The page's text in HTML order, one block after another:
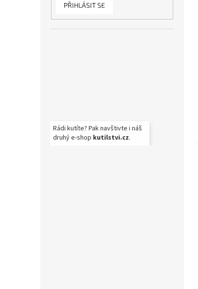
PŘIHLÁSIT SE
Rádi kutíte? Pak navštivte i náš
druhý e-shop kutilstvi.cz.